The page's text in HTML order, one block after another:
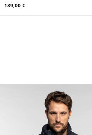
139,00 €